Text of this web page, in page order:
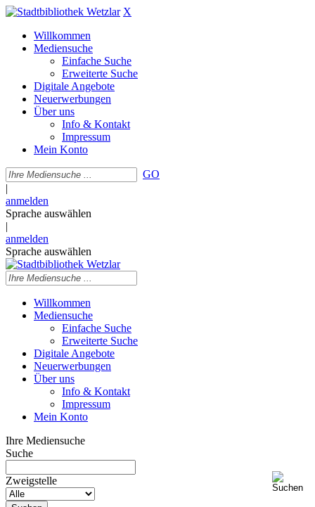
X
Willkommen
Mediensuche
Einfache Suche
Erweiterte Suche
Digitale Angebote
Neuerwerbungen
Über uns
Info & Kontakt
Impressum
Mein Konto
GO
|
anmelden
Sprache auswählen
|
anmelden
Sprache auswählen
Willkommen
Mediensuche
Einfache Suche
Erweiterte Suche
Digitale Angebote
Neuerwerbungen
Über uns
Info & Kontakt
Impressum
Mein Konto
Ihre Mediensuche
Suche
Zweigstelle